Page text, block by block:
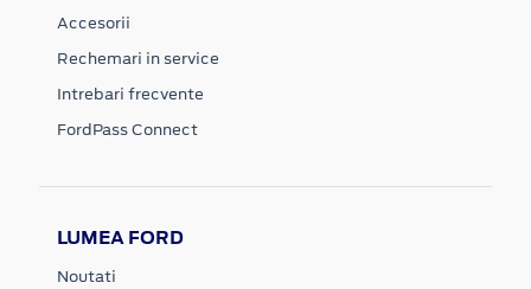
Accesorii
Rechemari in service
Intrebari frecvente
FordPass Connect
LUMEA FORD
Noutati